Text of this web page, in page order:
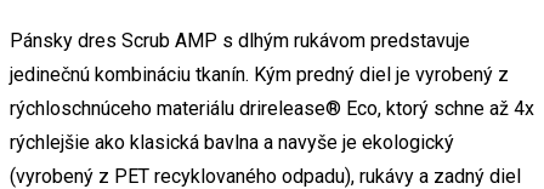
Pánsky dres Scrub AMP s dlhým rukávom predstavuje
jedinečnú kombináciu tkanín. Kým predný diel je vyrobený z
rýchloschnúceho materiálu drirelease® Eco, ktorý schne až 4x
rýchlejšie ako klasická bavlna a navyše je ekologický
(vyrobený z PET recyklovaného odpadu), rukávy a zadný diel